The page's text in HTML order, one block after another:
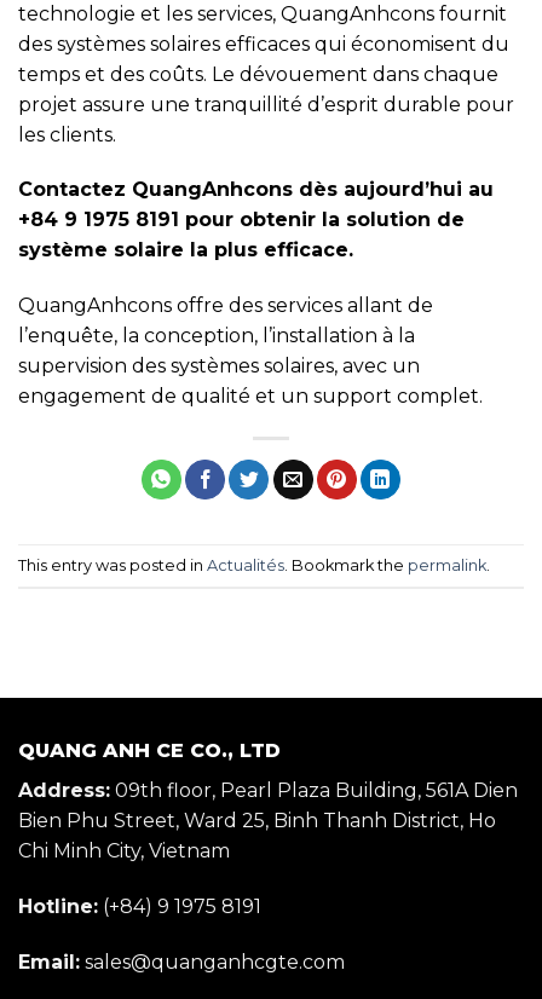
technologie et les services, QuangAnhcons fournit
des systèmes solaires efficaces qui économisent du
temps et des coûts. Le dévouement dans chaque
projet assure une tranquillité d’esprit durable pour
les clients.
Contactez QuangAnhcons dès aujourd’hui au
+84 9 1975 8191 pour obtenir la solution de
système solaire la plus efficace.
QuangAnhcons offre des services allant de
l’enquête, la conception, l’installation à la
supervision des systèmes solaires, avec un
engagement de qualité et un support complet.
This entry was posted in Actualités . Bookmark the permalink
QUANG ANH CE CO., LTD
Address: 09th floor, Pearl Plaza Building, 561A Dien
Bien Phu Street, Ward 25, Binh Thanh District, Ho
Chi Minh City, Vietnam
Hotline: (+84) 9 1975 8191
Email: sales@quanganhcgte.com